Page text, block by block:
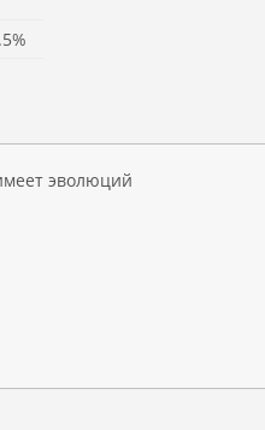
эволюций